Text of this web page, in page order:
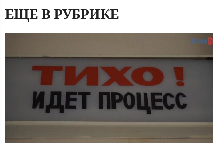
ЕЩЕ В РУБРИКЕ